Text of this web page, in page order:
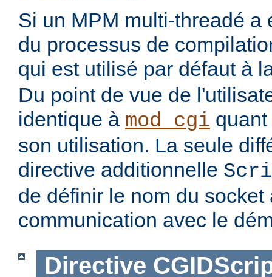
Si un MPM multi-threadé a
du processus de
qui est utilisé par défaut à
Du point de vue de
identique à mod_cgi
son utilisation. La seule
directive additionnelle
de définir le nom du
communication avec le
Directive